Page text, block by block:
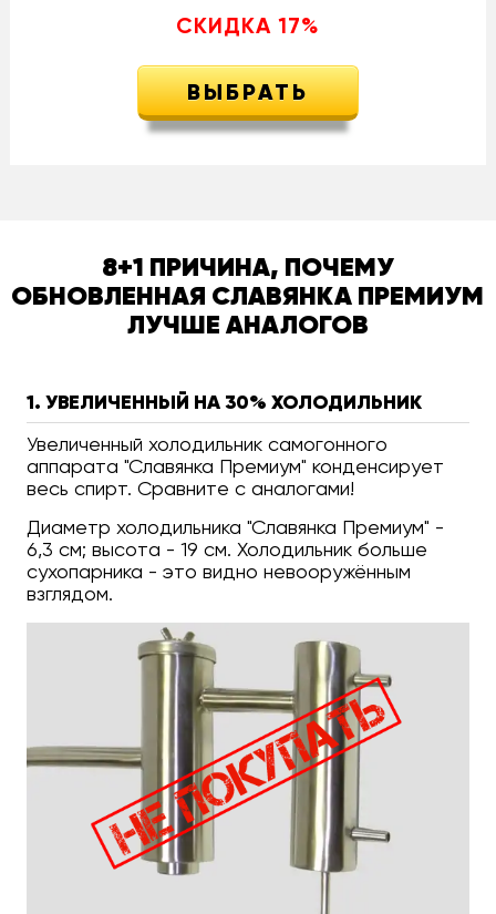
СКИДКА 17%
ВЫБРАТЬ
8+1 ПРИЧИНА, ПОЧЕМУ
ОБНОВЛЕННАЯ СЛАВЯНКА ПРЕМИУМ
ЛУЧШЕ АНАЛОГОВ
1. УВЕЛИЧЕННЫЙ НА 30% ХОЛОДИЛЬНИК
Увеличенный холодильник самогонного
аппарата "Славянка Премиум" конденсирует
весь спирт. Сравните с аналогами!
Диаметр холодильника "Славянка Премиум" -
6,3 см; высота - 19 см. Холодильник больше
сухопарника - это видно невооружённым
взглядом.